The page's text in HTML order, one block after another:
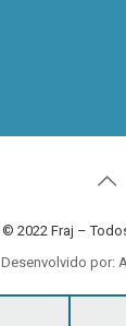
2022 Fraj –
Desenvolvido por: